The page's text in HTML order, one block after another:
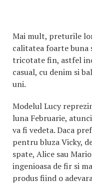
Mai mult, preturile
calitatea foarte buna
tricotate fin, astfel
casual, cu denim si
uni.
Modelul Lucy
luna Februarie,
va fi vedeta. Daca
pentru bluza Vicky,
spate, Alice sau
ingenioasa de fir si
produs fiind o